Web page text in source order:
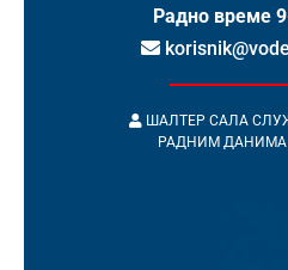
Радно време
ШАЛТЕР САЛА
РАДНИМ ДАНИМА